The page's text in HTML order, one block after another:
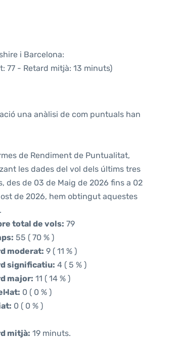
i Barcelona:
77 - Retard mitjà: 13 minuts)
una anàlisi de com puntuals han
de Rendiment de Puntualitat,
les dades del vol dels últims tres
des de 03 de Maig de 2026 fins a 02
de 2026, hem obtingut aquestes
total de vols: 79
55 ( 70 % )
moderat: 9 ( 11 % )
significatiu: 4 ( 5 % )
major: 11 ( 14 % )
0 ( 0 % )
0 ( 0 % )
mitjà: 19 minuts.